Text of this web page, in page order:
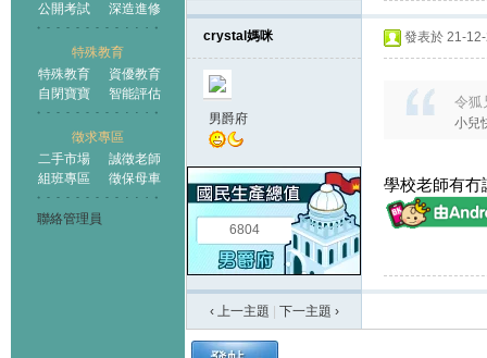
公開考試
深造進修
特殊教育
特殊教育
資優教育
自閉寶寶
智能評估
徵求專區
二手市場
誠徵老師
組班專區
徵保母車
聯絡管理員
crystal媽咪
男爵府
6804
發表於 21-
令狐
小兒
學校老師有冇
‹ 上一主題 下一主題 ›